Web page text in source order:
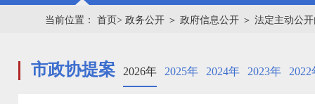
当前位置： 首页> 政务公开 ＞ 政府信息公开 ＞ 法定主动公
市政协提案 2026年 2025年 2024年 2023年 2022